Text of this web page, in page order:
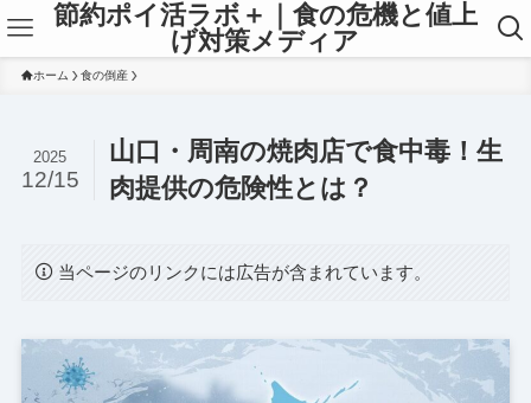
節約ポイ活ラボ＋｜食の危機と値上
げ対策メディア
ホーム 食の倒産
山口・周南の焼肉店で食中毒！生
肉提供の危険性とは？
2025
12/15
当ページのリンクには広告が含まれています。